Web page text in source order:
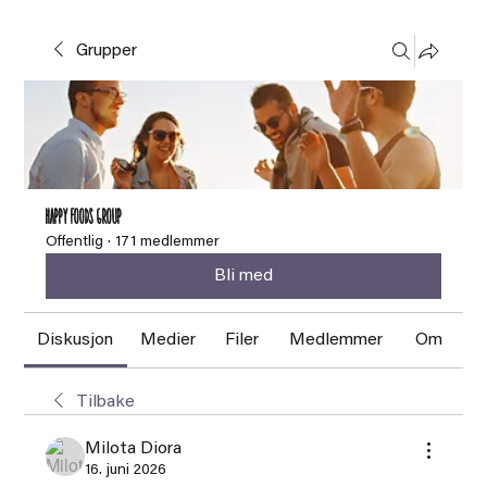
Grupper
HAPPY FOODS Group
Offentlig · 171 medlemmer
Bli med
Diskusjon Medier Filer Medlemmer Om
Tilbake
Milota Diora
16. juni 2026